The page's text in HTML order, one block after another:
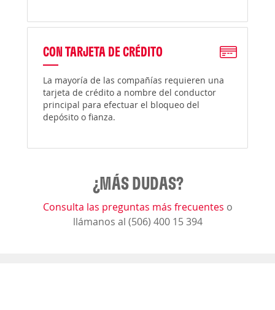
CON TARJETA DE CRÉDITO
La mayoría de las compañías requieren una
tarjeta de crédito a nombre del conductor
principal para efectuar el bloqueo del
depósito o fianza.
¿MÁS DUDAS?
Consulta las preguntas más frecuentes o
llámanos al (506) 400 15 394